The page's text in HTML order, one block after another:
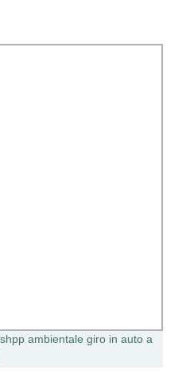
ambientale giro in auto a